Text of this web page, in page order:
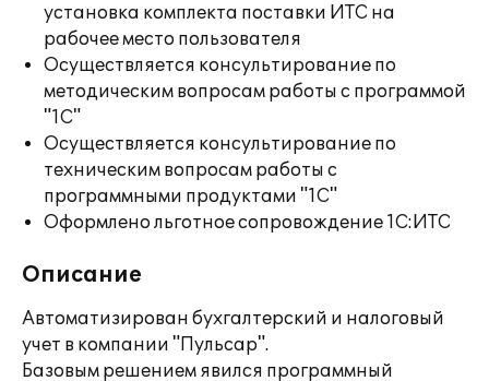
установка комплекта поставки ИТС на
рабочее место пользователя
Осуществляется консультирование по
методическим вопросам работы с программой
"1С"
Осуществляется консультирование по
техническим вопросам работы с
программными продуктами "1С"
Оформлено льготное сопровождение 1С:ИТС
Описание
Автоматизирован бухгалтерский и налоговый
учет в компании "Пульсар".
Базовым решением явился программный